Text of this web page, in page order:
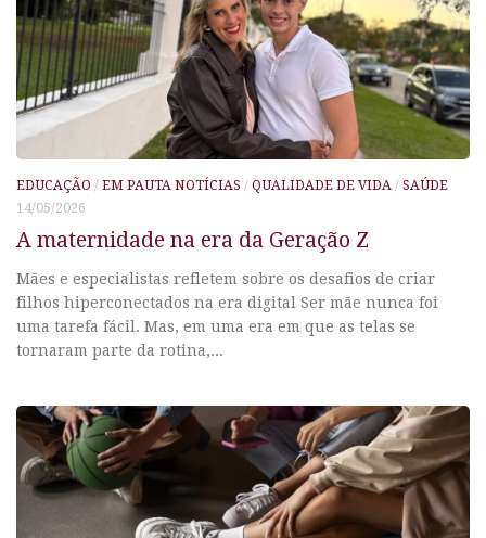
EDUCAÇÃO / EM PAUTA NOTÍCIAS / QUALIDADE DE VIDA / SAÚDE
14/05/2026
A maternidade na era da Geração Z
Mães e especialistas refletem sobre os desafios de criar
filhos hiperconectados na era digital Ser mãe nunca foi
uma tarefa fácil. Mas, em uma era em que as telas se
tornaram parte da rotina,...